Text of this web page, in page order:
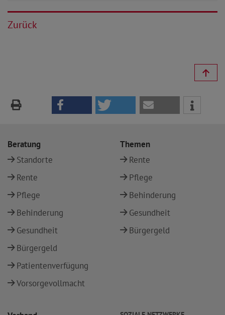
Zurück
Beratung
Standorte
Rente
Pflege
Behinderung
Gesundheit
Bürgergeld
Patientenverfügung
Vorsorgevollmacht
Themen
Rente
Pflege
Behinderung
Gesundheit
Bürgergeld